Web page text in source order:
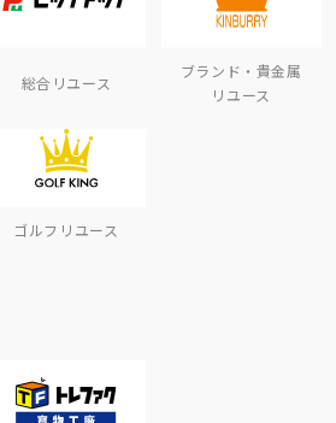
総合リユース
ブランド・貴金属
リユース
ゴルフリユース